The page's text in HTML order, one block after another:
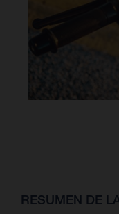
RESUMEN DE